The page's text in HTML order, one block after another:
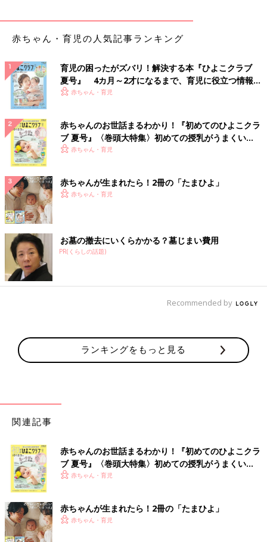
赤ちゃん・育児の人気記事ランキング
育児の困ったがズバリ！解決する本『ひよこクラブ
夏号』 4カ月～2才になるまで、育児に役立つ情報が
いっぱい！
赤ちゃん・育児
赤ちゃんのお世話まるわかり！『初めてのひよこクラ
ブ 夏号』〈巻頭大特集〉初めての授乳がうまくい
く！ おっぱい・ミルクの基本と夏のトラブル 解決テ
赤ちゃん・育児
赤ちゃんが生まれたら！2冊の「たまひよ」
赤ちゃん・育児
お墓の撤去にいくらかかる？墓じまい費用
PR(くらしの話題)
Recommended by
ランキングをもっと見る
関連記事
赤ちゃんのお世話まるわかり！『初めてのひよこクラ
ブ 夏号』〈巻頭大特集〉初めての授乳がうまくい
く！ おっぱい・ミルクの基本と夏のトラブル 解決テ
赤ちゃん・育児
赤ちゃんが生まれたら！2冊の「たまひよ」
赤ちゃん・育児